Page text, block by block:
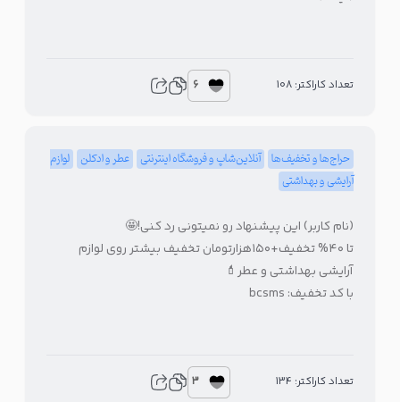
تعداد کاراکتر: 108 6
حراج‌ها و تخفیف‌ها آنلاین‌شاپ و فروشگاه اینترنتی عطر و ادکلن
لوازم
آرایشی و بهداشتی
(نام کاربر) این پیشنهاد رو نمیتونی رد کنی!🤩
تا ۴۰% تخفیف+۱۵۰هزارتومان تخفیف بیشتر روی لوازم
آرایشی بهداشتی و عطر💄
با کد تخفیف: bcsms
تعداد کاراکتر: 134 3